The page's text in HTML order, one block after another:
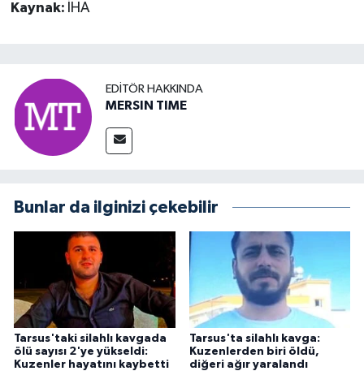
Kaynak: İHA
EDITÖR HAKKINDA
MERSIN TIME
Bunlar da ilginizi çekebilir
Tarsus'taki silahlı kavgada
ölü sayısı 2'ye yükseldi:
Kuzenler hayatını kaybetti
Tarsus'ta silahlı kavga:
Kuzenlerden biri öldü,
diğeri ağır yaralandı